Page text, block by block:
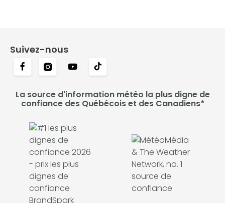
Suivez-nous
La source d'information météo la plus digne de
confiance des Québécois et des Canadiens*